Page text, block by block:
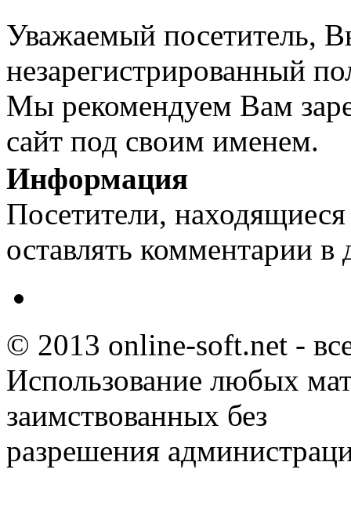
Уважаемый посетитель,
незарегистрированный
Мы рекомендуем Вам
сайт под своим именем.
Информация
Посетители,
оставлять комментарии в
© 2013 online-soft.net -
Использование любых
заимствованных без
разрешения